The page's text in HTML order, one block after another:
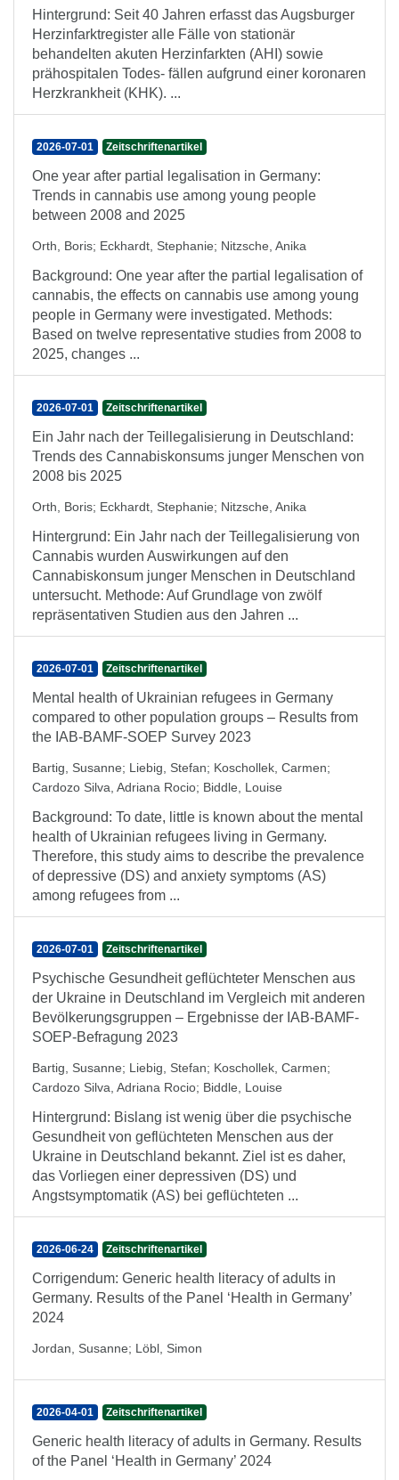
Hintergrund: Seit 40 Jahren erfasst das Augsburger
Herzinfarktregister alle Fälle von stationär
behandelten akuten Herzinfarkten (AHI) sowie
prähospitalen Todes- fällen aufgrund einer koronaren
Herzkrankheit (KHK). ...
2026-07-01 Zeitschriftenartikel
One year after partial legalisation in Germany:
Trends in cannabis use among young people
between 2008 and 2025
Orth, Boris; Eckhardt, Stephanie; Nitzsche, Anika
Background: One year after the partial legalisation of
cannabis, the effects on cannabis use among young
people in Germany were investigated. Methods:
Based on twelve representative studies from 2008 to
2025, changes ...
2026-07-01 Zeitschriftenartikel
Ein Jahr nach der Teillegalisierung in Deutschland:
Trends des Cannabiskonsums junger Menschen von
2008 bis 2025
Orth, Boris; Eckhardt, Stephanie; Nitzsche, Anika
Hintergrund: Ein Jahr nach der Teillegalisierung von
Cannabis wurden Auswirkungen auf den
Cannabiskonsum junger Menschen in Deutschland
untersucht. Methode: Auf Grundlage von zwölf
repräsentativen Studien aus den Jahren ...
2026-07-01 Zeitschriftenartikel
Mental health of Ukrainian refugees in Germany
compared to other population groups – Results from
the IAB-BAMF-SOEP Survey 2023
Bartig, Susanne; Liebig, Stefan; Koschollek, Carmen;
Cardozo Silva, Adriana Rocio; Biddle, Louise
Background: To date, little is known about the mental
health of Ukrainian refugees living in Germany.
Therefore, this study aims to describe the prevalence
of depressive (DS) and anxiety symptoms (AS)
among refugees from ...
2026-07-01 Zeitschriftenartikel
Psychische Gesundheit geflüchteter Menschen aus
der Ukraine in Deutschland im Vergleich mit anderen
Bevölkerungsgruppen – Ergebnisse der IAB-BAMF-
SOEP-Befragung 2023
Bartig, Susanne; Liebig, Stefan; Koschollek, Carmen;
Cardozo Silva, Adriana Rocio; Biddle, Louise
Hintergrund: Bislang ist wenig über die psychische
Gesundheit von geflüchteten Menschen aus der
Ukraine in Deutschland bekannt. Ziel ist es daher,
das Vorliegen einer depressiven (DS) und
Angstsymptomatik (AS) bei geflüchteten ...
2026-06-24 Zeitschriftenartikel
Corrigendum: Generic health literacy of adults in
Germany. Results of the Panel ‘Health in Germany’
2024
Jordan, Susanne; Löbl, Simon
2026-04-01 Zeitschriftenartikel
Generic health literacy of adults in Germany. Results
of the Panel ‘Health in Germany’ 2024